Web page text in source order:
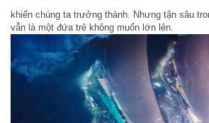
khiến chúng ta trưởng thành. Nhưng tận sâu
vẫn là một đứa trẻ không muốn lớn lên.